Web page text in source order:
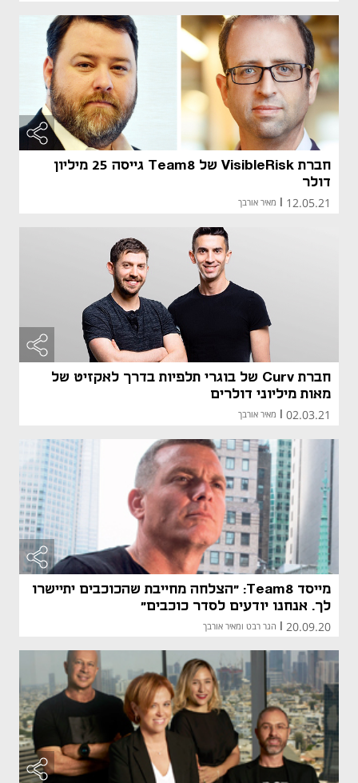
חברת VisibleRisk של Team8 גייסה 25 מיליון
דולר
12.05.21 מאיר אורבך
חברת Curv של בוגרי תלפיות בדרך לאקזיט של
מאות מיליוני דולרים
02.03.21 מאיר אורבך
מייסד Team8: "הצלחה מחייבת שהכוכבים יתיישרו
לך. אנחנו יודעים לסדר כוכבים"
20.09.20 הגר רבט ומאיר אורבך